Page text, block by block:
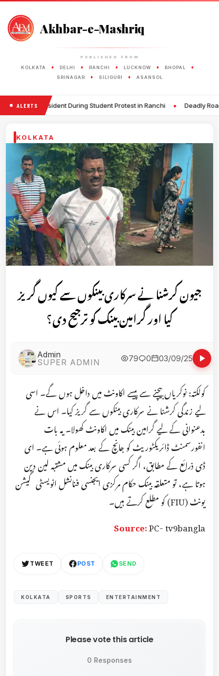
Akhbar-e-Mashriq
PUBLISHED FROM
KOLKATA ♦ DELHI ♦ RANCHI ♦ LUCKNOW ♦ BHOPAL ♦
SRINAGAR ♦ SILIGURI ♦ ASANSOL
ALERTS
During Student Protest in Ranchi • Deadly Road Accident in
KOLKATA
جیون کرشنا نے سرکاری بینکوں سے کیوں گریز
کیا اور گرامین بینک کو ترجیح دی؟
Admin
SUPER ADMIN
79 0 03/09/25
کولکتہ: نوکریاں بیچنے سے پیسے اکاونٹ میں داخل ہوں گے۔ اسی
لیے زندگی کرشنا نے سرکاری بینکوں سے گریز کیا۔ اس نے
بدعنوانی کے لیے گرامین بینک میں اکاونٹ کھولا۔ یہ بات
انفورسمنٹ ڈائریکٹوریٹ کو جانچ کے بعد معلوم ہوئی ہے۔ ای
ڈی ذرائع کے مطابق، اگر کسی سرکاری بینک میں مشتبہ لین دین
ہوتا ہے، تو متعلقہ بینک حکام مرکزی ایجنسی فنانشل انویسٹی گیشن
یونٹ (FIU) کو مطلع کرتے ہیں۔
Source:PC- tv9bangla
TWEET POST SEND
KOLKATA SPORTS ENTERTAINMENT
Please vote this article
0 Responses